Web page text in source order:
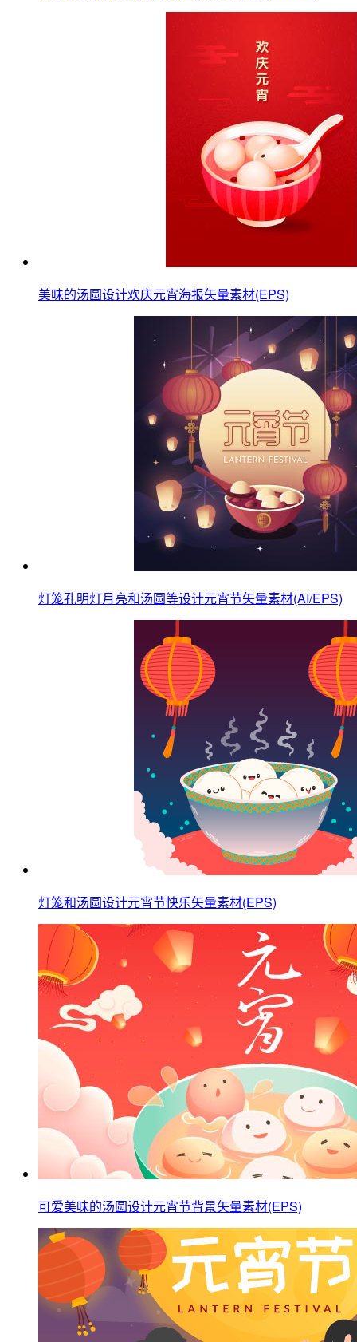
美味的汤圆设计欢庆元宵海报矢量素材(EPS)
灯笼孔明灯月亮和汤圆等设计元宵节矢量素材(AI/EPS)
灯笼和汤圆设计元宵节快乐矢量素材(EPS)
可爱美味的汤圆设计元宵节背景矢量素材(EPS)